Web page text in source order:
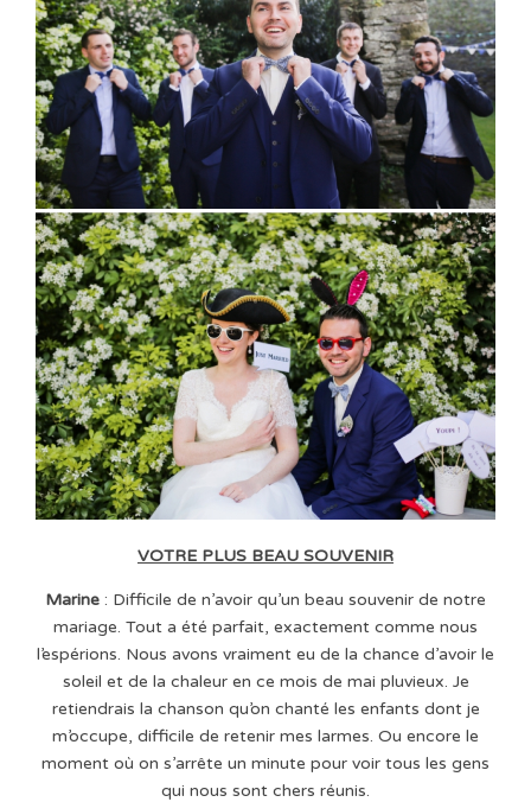
VOTRE PLUS BEAU SOUVENIR
Marine : Difficile de n’avoir qu’un beau souvenir de notre
mariage. Tout a été parfait, exactement comme nous
l’espérions. Nous avons vraiment eu de la chance d’avoir le
soleil et de la chaleur en ce mois de mai pluvieux. Je
retiendrais la chanson qu’on chanté les enfants dont je
m’occupe, difficile de retenir mes larmes. Ou encore le
moment où on s’arrête un minute pour voir tous les gens
qui nous sont chers réunis.